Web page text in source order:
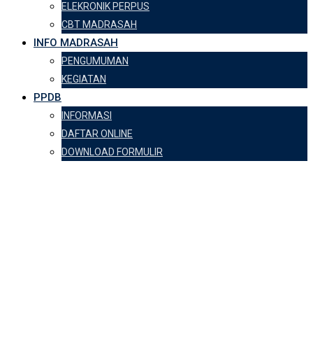
ELEKRONIK PERPUS
CBT MADRASAH
INFO MADRASAH
PENGUMUMAN
KEGIATAN
PPDB
INFORMASI
DAFTAR ONLINE
DOWNLOAD FORMULIR